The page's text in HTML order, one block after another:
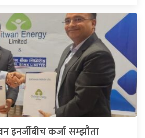
इनर्जीबीच कर्जा सम्झौता